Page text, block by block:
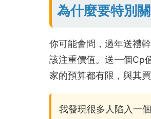
為什麼要特別
你可能會問，過年送禮
該注重價值。送一個Cp
家的預算都有限，與其
我發現很多人陷入一